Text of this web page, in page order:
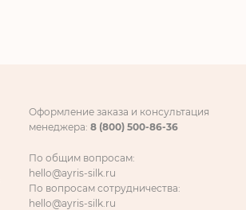
Оформление заказа и консультация
менеджера: 8 (800) 500-86-36
По общим вопросам:
hello@ayris-silk.ru
По вопросам сотрудничества:
hello@ayris-silk.ru